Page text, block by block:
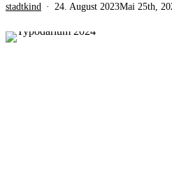
stadtkind 24. August 2023Mai 25th,